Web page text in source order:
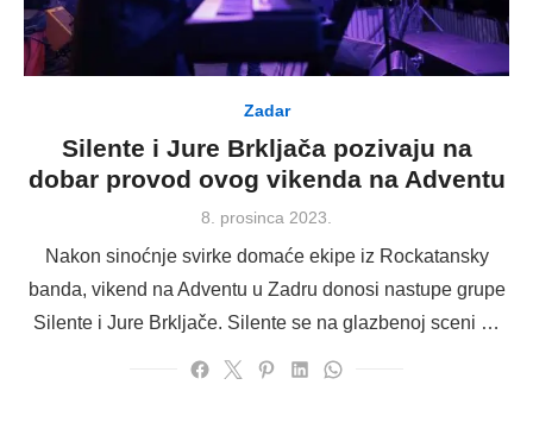
Zadar
Silente i Jure Brkljača pozivaju na
dobar provod ovog vikenda na Adventu
Posted
8. prosinca 2023.
Nakon sinoćnje svirke domaće ekipe iz Rockatansky
banda, vikend na Adventu u Zadru donosi nastupe grupe
Silente i Jure Brkljače. Silente se na glazbenoj sceni …